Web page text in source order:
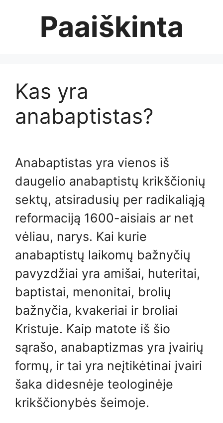
Paaiškinta
Kas yra
anabaptistas?
Anabaptistas yra vienos iš
daugelio anabaptistų krikščionių
sektų, atsiradusių per radikaliąją
reformaciją 1600-aisiais ar net
vėliau, narys. Kai kurie
anabaptistų laikomų bažnyčių
pavyzdžiai yra amišai, huteritai,
baptistai, menonitai, brolių
bažnyčia, kvakeriai ir broliai
Kristuje. Kaip matote iš šio
sąrašo, anabaptizmas yra įvairių
formų, ir tai yra neįtikėtinai įvairi
šaka didesnėje teologinėje
krikščionybės šeimoje.